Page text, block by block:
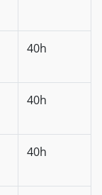
40h
40h
40h